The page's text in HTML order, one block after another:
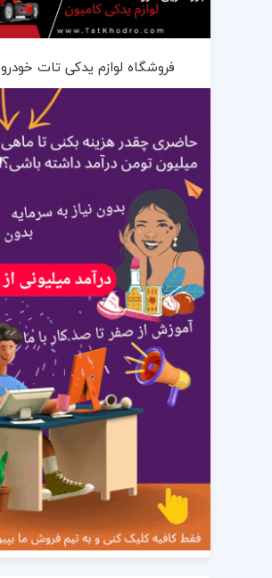
فروشگاه لوازم یدکی تات خودرو